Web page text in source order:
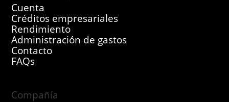
Cuenta
Créditos empresariales
Rendimiento
Administración de gastos
Contacto
FAQs
Compañía